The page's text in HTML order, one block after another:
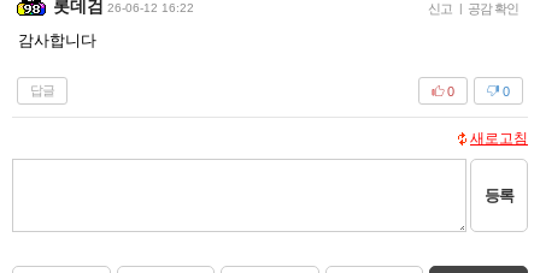
롯데검 26-06-12 16:22 신고 | 공감 확인
감사합니다
답글 0
0
새로고침
등록